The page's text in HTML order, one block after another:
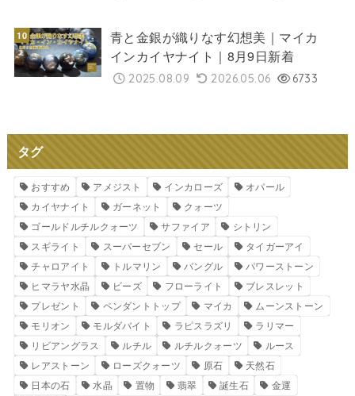
青と金銀が織りなす幻想美｜マイカ
インカイヤナイト｜8月9日新着
2025.08.09 2026.05.06 6733
タグ
おすすめ アメジスト インカローズ
オパール
カイヤナイト
ガーネット
クォーツ
ゴールドルチルクォーツ
サファイア
シトリン
スギライト
スーパーセブン セール
タイガーアイ
チャロアイト
トルマリン バングル
パワーストーン
ヒマラヤ水晶
ビーズ フローライト
ブレスレット
プレゼント
ペンダントトップ マイカ
ムーンストーン
モリオン
モルダバイト ラピスラズリ
ラリマー
リビアングラス
ルチル ルチルクォーツ
ルース
レアストーン
ローズクォーツ 原石
天然石
日本の石
水晶 置物 翡翠 誕生石
金運